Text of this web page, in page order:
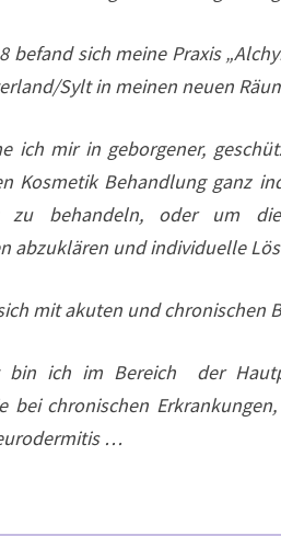
befand sich meine Praxis
Sylt in meinen neuen
ich mir in geborgener,
Kosmetik Behandlung ganz
zu behandeln, oder um
abzuklären und individuelle
mit akuten und chronischen
bin ich im Bereich der
bei chronischen
…